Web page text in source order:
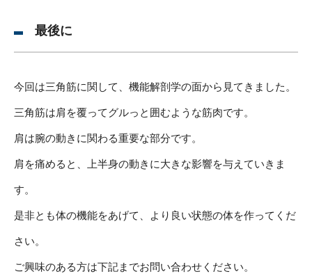
最後に
今回は三角筋に関して、機能解剖学の面から見てきました。
三角筋は肩を覆ってグルっと囲むような筋肉です。
肩は腕の動きに関わる重要な部分です。
肩を痛めると、上半身の動きに大きな影響を与えていきま
す。
是非とも体の機能をあげて、より良い状態の体を作ってくだ
さい。
ご興味のある方は下記までお問い合わせください。